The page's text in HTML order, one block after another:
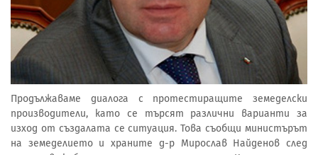
Продължаваме диалога с протестиращите земеделски
производители, като се търсят различни варианти за
изход от създалата се ситуация. Това съобщи министърът
на земеделието и храните д-р Мирослав Найденов след